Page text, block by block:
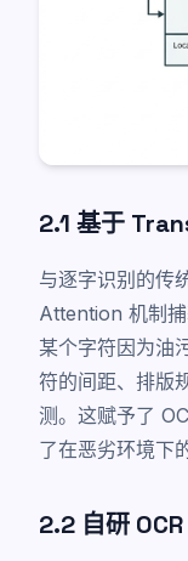
2.1 基于
与逐字识别的传
Attention 机制
某个字符因为油
符的间距、排版
测。这赋予了
了在恶劣环境下
2.2 自研